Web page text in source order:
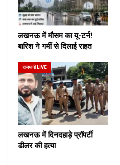
लखनऊ में मौसम का यू-टर्न!
बारिश ने गर्मी से दिलाई राहत
राजधानी LIVE
लखनऊ में दिनदहाड़े प्रॉपर्टी
डीलर की हत्या